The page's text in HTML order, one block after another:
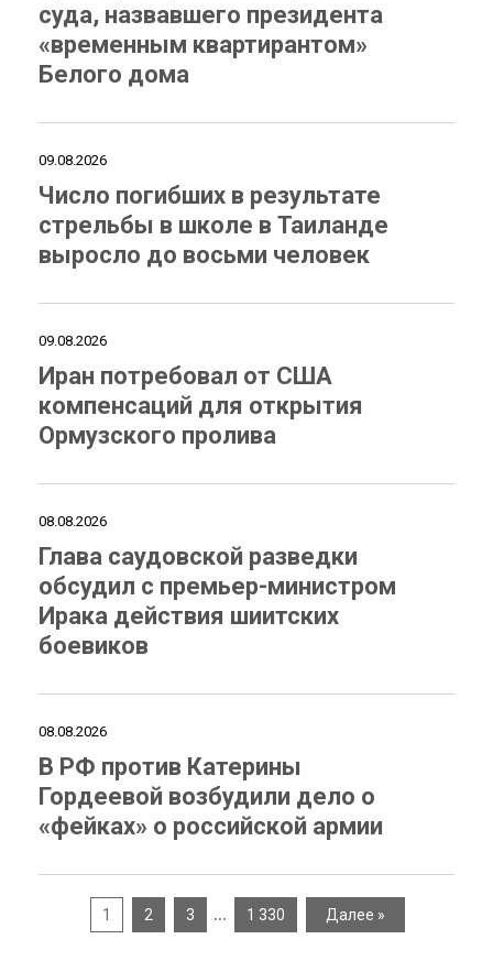
суда, назвавшего президента
«временным квартирантом»
Белого дома
09.08.2026
Число погибших в результате
стрельбы в школе в Таиланде
выросло до восьми человек
09.08.2026
Иран потребовал от США
компенсаций для открытия
Ормузского пролива
08.08.2026
Глава саудовской разведки
обсудил с премьер-министром
Ирака действия шиитских
боевиков
08.08.2026
В РФ против Катерины
Гордеевой возбудили дело о
«фейках» о российской армии
1 2 3 … 1 330 Далее »